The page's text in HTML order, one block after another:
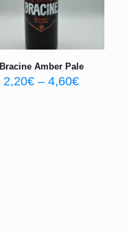
Bracine Amber Pale
2,20€ –4,60€